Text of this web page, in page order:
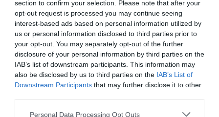
section to confirm your selection. Please note that after your
opt-out request is processed you may continue seeing
interest-based ads based on personal information utilized by
us or personal information disclosed to third parties prior to
your opt-out. You may separately opt-out of the further
disclosure of your personal information by third parties on the
IAB’s list of downstream participants. This information may
also be disclosed by us to third parties on the IAB’s List of
Downstream Participants that may further disclose it to other
Please note that this website/app uses one or more Google
Personal Data Processing Opt Outs